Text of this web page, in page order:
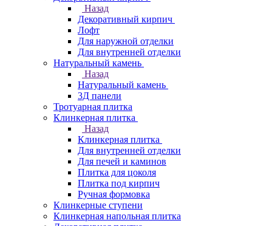
Назад
Декоративный кирпич
Лофт
Для наружной отделки
Для внутренней отделки
Натуральный камень
Назад
Натуральный камень
3Д панели
Тротуарная плитка
Клинкерная плитка
Назад
Клинкерная плитка
Для внутренней отделки
Для печей и каминов
Плитка для цоколя
Плитка под кирпич
Ручная формовка
Клинкерные ступени
Клинкерная напольная плитка